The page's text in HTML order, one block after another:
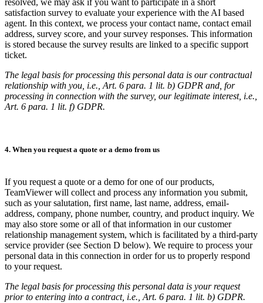
satisfaction survey to evaluate your experience with the AI based
agent. In this context, we process your contact name, contact email
address, survey score, and your survey responses. This information
is stored because the survey results are linked to a specific support
ticket.
The legal basis for processing this personal data is our contractual
relationship with you, i.e., Art. 6 para. 1 lit. b) GDPR and, for
processing in connection with the survey, our legitimate interest, i.e.,
Art. 6 para. 1 lit. f) GDPR.
4. When you request a quote or a demo from us
If you request a quote or a demo for one of our products,
TeamViewer will collect and process any information you submit,
such as your salutation, first name, last name, address, email-
address, company, phone number, country, and product inquiry. We
may also store some or all of that information in our customer
relationship management system, which is facilitated by a third-party
service provider (see Section D below). We require to process your
personal data in this connection in order for us to properly respond
to your request.
The legal basis for processing this personal data is your request
prior to entering into a contract, i.e., Art. 6 para. 1 lit. b) GDPR.